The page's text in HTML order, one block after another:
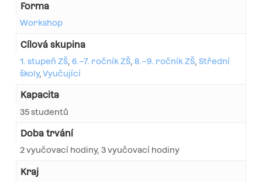
Forma
Workshop
Cílová skupina
1. stupeň ZŠ, 6.–7. ročník ZŠ, 8.–9. ročník ZŠ, Střední
školy, Vyučující
Kapacita
35 studentů
Doba trvání
2 vyučovací hodiny, 3 vyučovací hodiny
Kraj